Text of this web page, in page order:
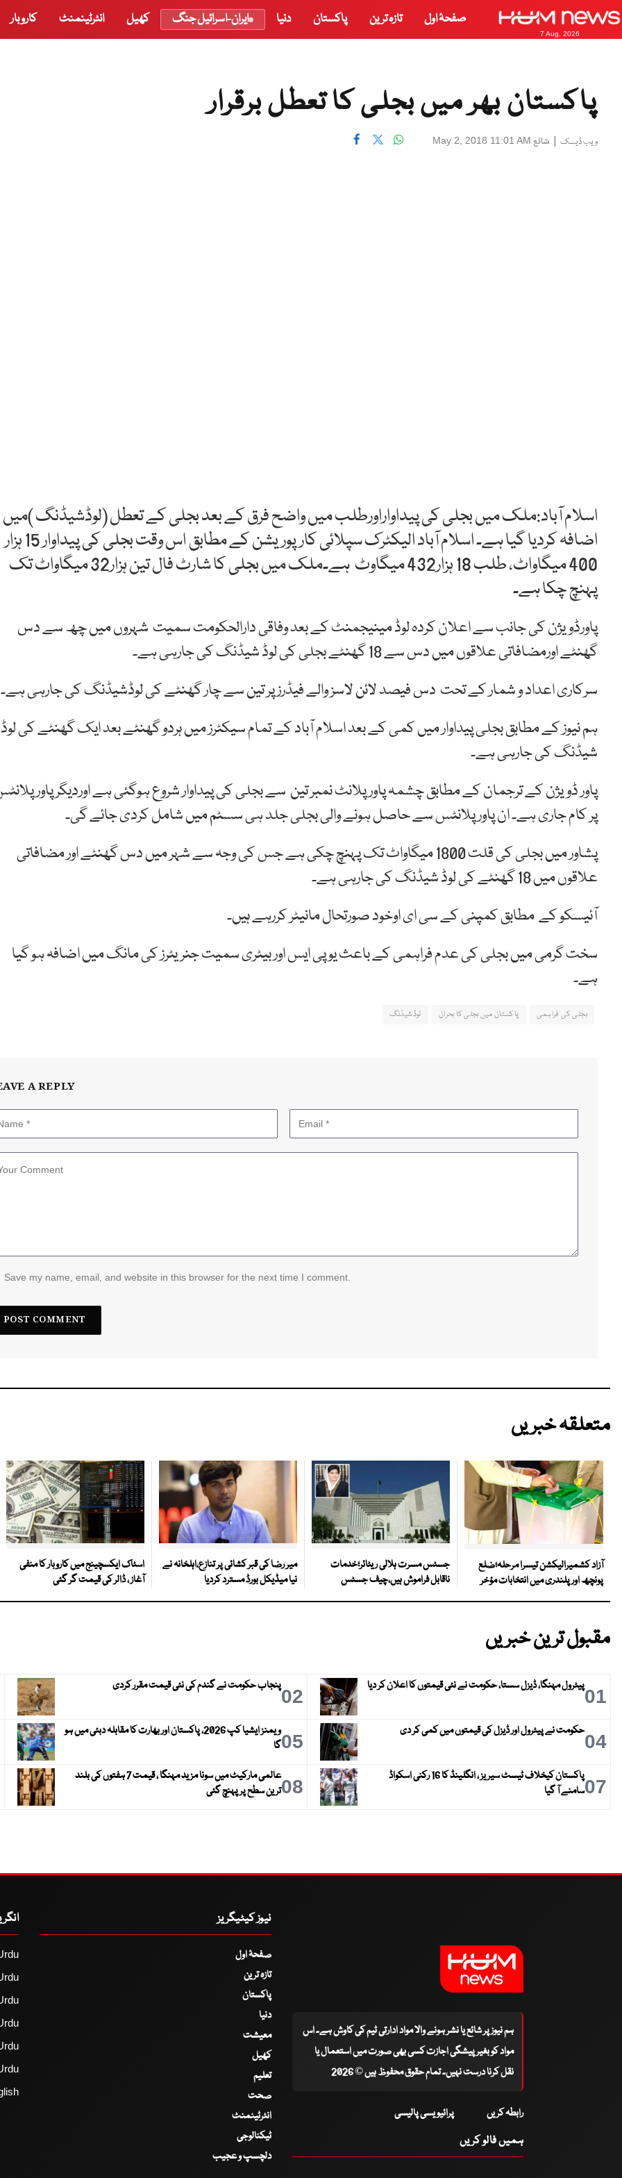
7 Aug, 2026
صفحۂ اول تازہ ترین پاکستان دنیا ایران-اسرائیل جنگ کھیل انٹرٹینمنٹ کاروبار
پاکستان بھر میں بجلی کا تعطل برقرار
ویب ڈیسک | شائع May 2, 2018 11:01 AM
اسلام آباد:ملک میں بجلی کی پیداواراورطلب میں واضح فرق کے بعد بجلی کے تعطل (لوڈشیڈنگ )میں
اضافہ کردیا گیا ہے۔ اسلام آباد الیکٹرک سپلائی کارپوریشن کے مطابق اس وقت بجلی کی پیداوار 15 ہزار
400 میگاواٹ، طلب 18 ہزار432 میگاوٹ ہے۔ملک میں بجلی کا شارٹ فال تین ہزار32 میگاواٹ تک
پہنچ چکا ہے۔
پاورڈویژن کی جانب سے اعلان کردہ لوڈ مینیجمنٹ کے بعد وفاقی دارالحکومت سمیت شہروں میں چھ سے دس
گھنٹے اورمضافاتی علاقوں میں دس سے 18 گھنٹے بجلی کی لوڈ شیڈنگ کی جارہی ہے۔
سرکاری اعداد و شمار کے تحت دس فیصد لائن لاسز والے فیڈرز پر تین سے چار گھنٹے کی لوڈشیڈنگ کی جارہی ہے۔
ہم نیوز کے مطابق بجلی پیداوار میں کمی کے بعد اسلام آباد کے تمام سیکٹرز میں ہردو گھنٹے بعد ایک گھنٹے کی لوڈ
شیڈنگ کی جارہی ہے۔
پاور ڈویژن کے ترجمان کے مطابق چشمہ پاور پلانٹ نمبر تین سے بجلی کی پیداوار شروع ہوگئی ہے اوردیگر پاور
پر کام جاری ہے۔ ان پاور پلانٹس سے حاصل ہونے والی بجلی جلد ہی سسٹم میں شامل کردی جائے گی۔
پشاور میں بجلی کی قلت 1800 میگاواٹ تک پہنچ چکی ہے جس کی وجہ سے شہر میں دس گھنٹے اور مضافاتی
علاقوں میں 18 گھنٹے کی لوڈ شیڈنگ کی جارہی ہے۔
آئیسکو کے مطابق کمپنی کے سی ای اوخود صورتحال مانیٹر کررہے ہیں۔
سخت گرمی میں بجلی کی عدم فراہمی کے باعث یوپی ایس اور بیٹری سمیت جنریٹرز کی مانگ میں اضافہ ہو گیا
ہے۔
بجلی کی فراہمی پاکستان میں بجلی کا بحران لوڈشیڈنگ
A REPLY
Save my name, email, and website in this browser for the next time I comment.
متعلقہ خبریں
آزاد کشمیرالیکشن تیسرا مرحلہ؛ضلع
پونچھ اور پلندری میں انتخابات مؤخر
جسٹس مسرت ہلالی ریٹائر؛خدمات
ناقابل فراموش ہیں،چیف جسٹس
میر رضا کی قبر کشائی پر تنازع،اہلخانہ نے
نیا میڈیکل بورڈ مسترد کردیا
اسٹاک ایکسچینج میں کاروبار کا منفی
آغاز ، ڈالر کی قیمت گر گئی
مقبول ترین خبریں
01پیٹرول مہنگا، ڈیزل سستا، حکومت نے نئی قیمتوں کا اعلان کر دیا 02پنجاب حکومت نے گندم کی نئی قیمت مقرر کردی
04حکومت نے پیٹرول اور ڈیزل کی قیمتوں میں کمی کر دی 05
ویمنز ایشیا کپ 2026، پاکستان اور بھارت کا مقابلہ دبئی میں ہو
گا
07
پاکستان کیخلاف ٹیسٹ سیریز ، انگلینڈ کا 16 رکنی اسکواڈ
سامنے آ گیا
08
عالمی مارکیٹ میں سونا مزید مہنگا ، قیمت 7 ہفتوں کی بلند
ترین سطح پر پہنچ گئی
ہم نیوز پر شائع یا نشر ہونے والا مواد ادارتی ٹیم کی کاوش ہے۔ اس
مواد کو بغیر پیشگی اجازت کسی بھی صورت میں استعمال یا
نقل کرنا درست نہیں۔ تمام حقوق محفوظ ہیں © 2026
رابطہ کریں پرائیویسی پالیسی
ہمیں فالو کریں
نیوز کیٹیگریز
صفحۂ اول
تازہ ترین
پاکستان
دنیا
معیشت
کھیل
تعلیم
صحت
انٹرٹینمنٹ
ٹیکنالوجی
دلچسپ و عجیب